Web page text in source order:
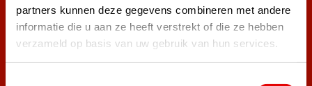
partners kunnen deze gegevens combineren met andere
informatie die u aan ze heeft verstrekt of die ze hebben
verzameld op basis van uw gebruik van hun services.
Subscribe